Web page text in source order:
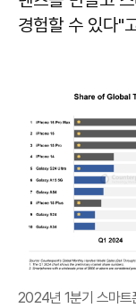
경험할 수 있다"
2024년 1분기 스마트